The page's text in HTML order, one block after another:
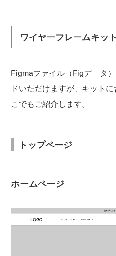
ワイヤーフレームキッ
Figmaファイル（Figデータ
ドいただけますが、キット
こでもご紹介します。
トップページ
ホームページ